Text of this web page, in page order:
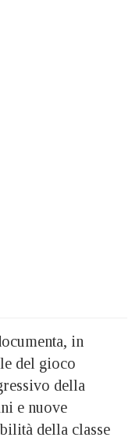
in
del gioco
della
e nuove
della classe